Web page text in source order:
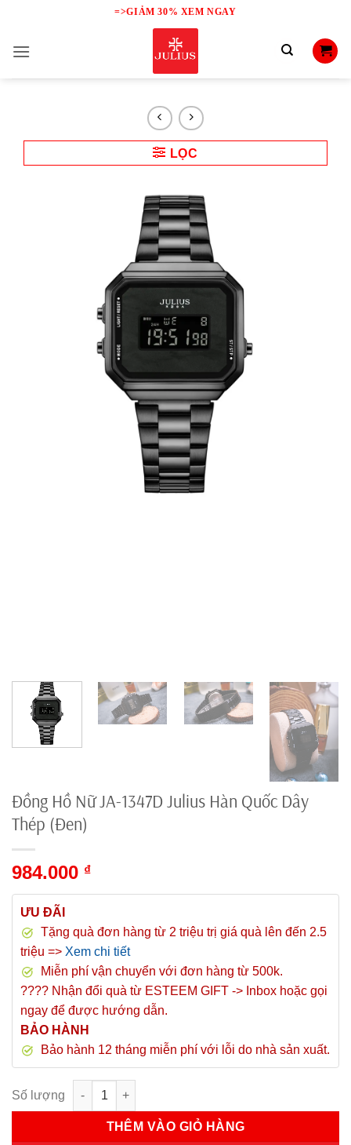
content
=>GIẢM 30% XEM NGAY
LỌC
Đồng Hồ Nữ JA-1347D Julius Hàn Quốc Dây
Thép (Đen)
984.000 ₫
ƯU ĐÃI
Tặng quà đơn hàng từ 2 triệu trị giá quà lên đến 2.5
triệu => Xem chi tiết
Miễn phí vận chuyển với đơn hàng từ 500k.
???? Nhận đổi quà từ ESTEEM GIFT -> Inbox hoặc gọi
ngay để được hướng dẫn.
BẢO HÀNH
Bảo hành 12 tháng miễn phí với lỗi do nhà sản xuất.
Đồng Hồ Nữ JA-1347D Julius Hàn Quốc Dây Thép (Đen) số
THÊM VÀO GIỎ HÀNG